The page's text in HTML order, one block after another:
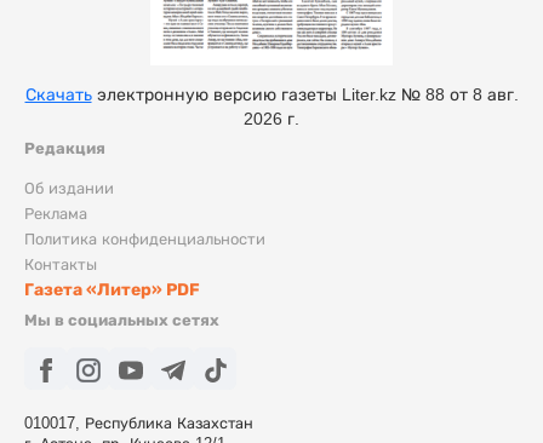
Редакция
Об издании
Реклама
Политика конфиденциальности
Контакты
Газета «Литер» PDF
Мы в социальных сетях
010017, Республика Казахстан
Скачатьэлектронную версию газеты Liter.kz № 88 от 8 авг.
2026 г.